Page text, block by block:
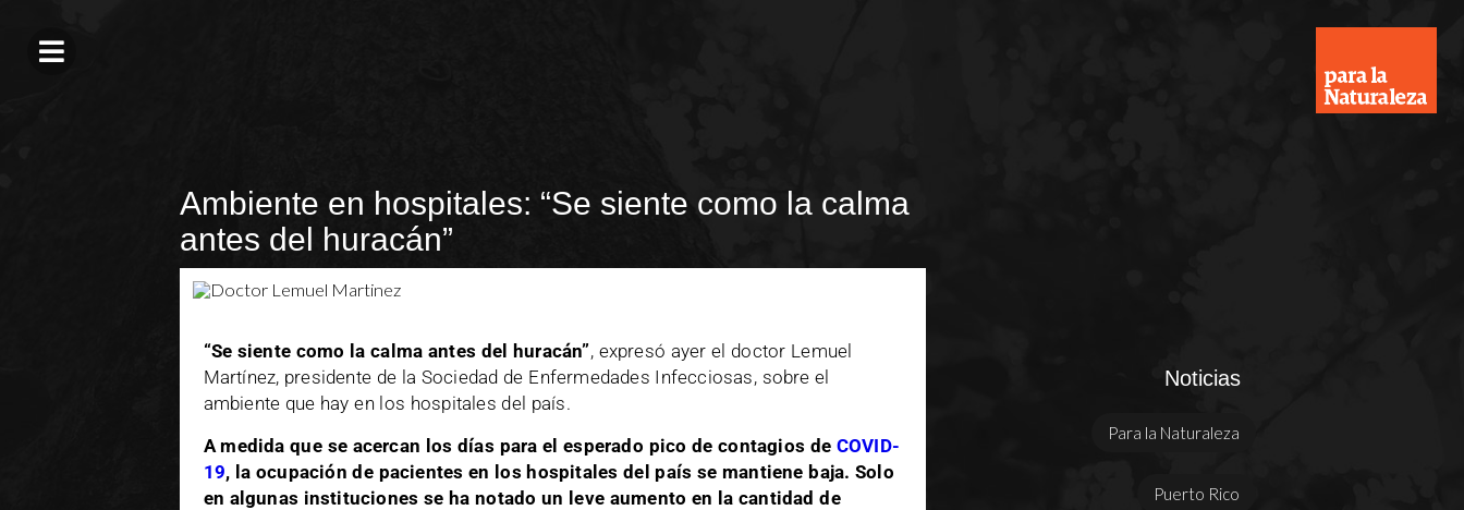
Ambiente en hospitales: “Se siente como la calma
antes del huracán”
“Se siente como la calma antes del huracán”, expresó ayer el doctor Lemuel
Martínez, presidente de la Sociedad de Enfermedades Infecciosas, sobre el
ambiente que hay en los hospitales del país.
A medida que se acercan los días para el esperado pico de contagios de COVID-
19, la ocupación de pacientes en los hospitales del país se mantiene baja. Solo
en algunas instituciones se ha notado un leve aumento en la cantidad de
Noticias
Para la Naturaleza
Puerto Rico